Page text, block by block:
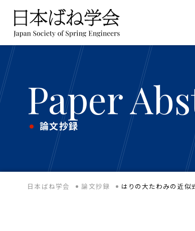
Paper
論文抄録
日本ばね学会 論文抄録 はりの大たわみの近似